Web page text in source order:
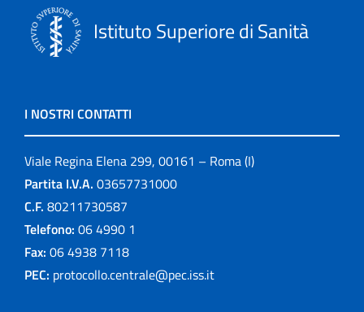
Istituto Superiore di Sanità
I NOSTRI CONTATTI
Viale Regina Elena 299, 00161 – Roma (I)
Partita I.V.A. 03657731000
C.F. 80211730587
Telefono: 06 4990 1
Fax: 06 4938 7118
PEC: protocollo.centrale@pec.iss.it